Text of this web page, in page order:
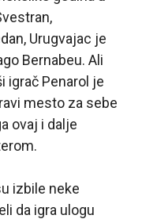
Urugvajac je
Bernabeu. Ali
igrač Penarol je
mesto za sebe
ovaj i dalje
izbile neke
da igra ulogu